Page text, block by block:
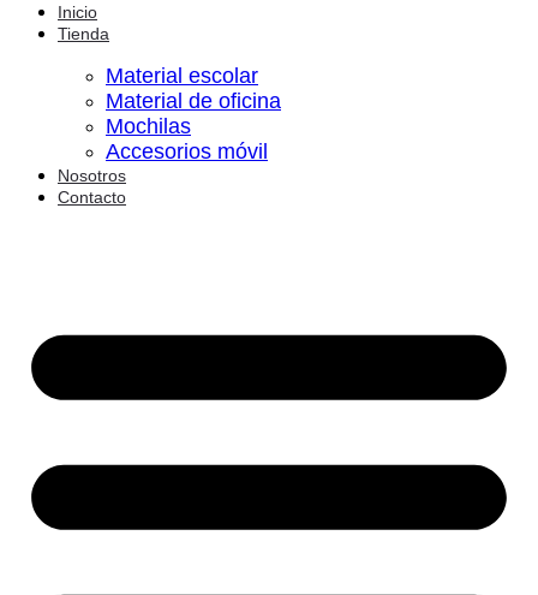
Inicio
Tienda
Material escolar
Material de oficina
Mochilas
Accesorios móvil
Nosotros
Contacto